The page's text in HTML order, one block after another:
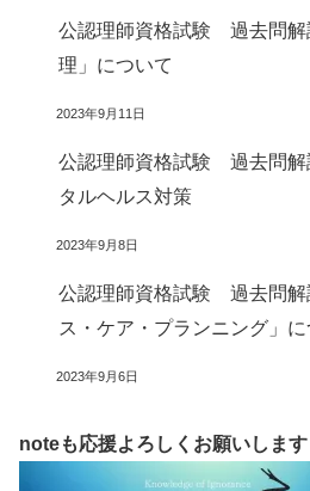
公認理師資格試験 過去問
理」について
2023年9月11日
公認理師資格試験 過去問
タルヘルス対策
2023年9月8日
公認理師資格試験 過去問
ス・ケア・プランニング」に
2023年9月6日
noteも応援よろしくお願いします